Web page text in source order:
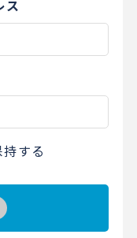
ス
する